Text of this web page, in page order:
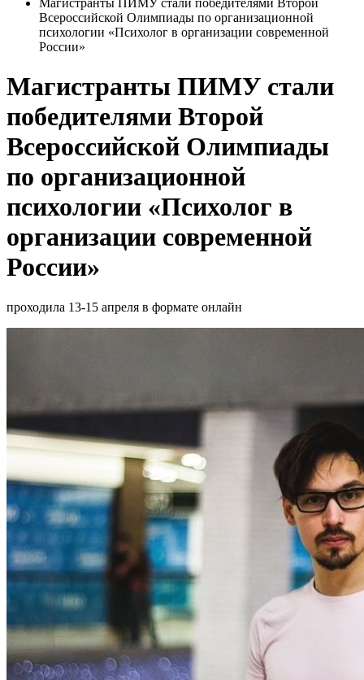
Всероссийской Олимпиады по организационной
психологии «Психолог в организации современной
России»
Магистранты ПИМУ стали
победителями Второй
Всероссийской Олимпиады
по организационной
психологии «Психолог в
организации современной
России»
проходила 13-15 апреля в формате онлайн